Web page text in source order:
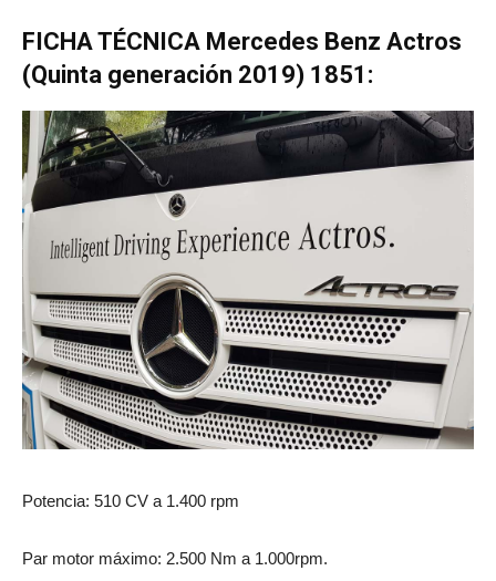
FICHA TÉCNICA Mercedes Benz Actros
(Quinta generación 2019) 1851:
Potencia: 510 CV a 1.400 rpm
Par motor máximo: 2.500 Nm a 1.000rpm.